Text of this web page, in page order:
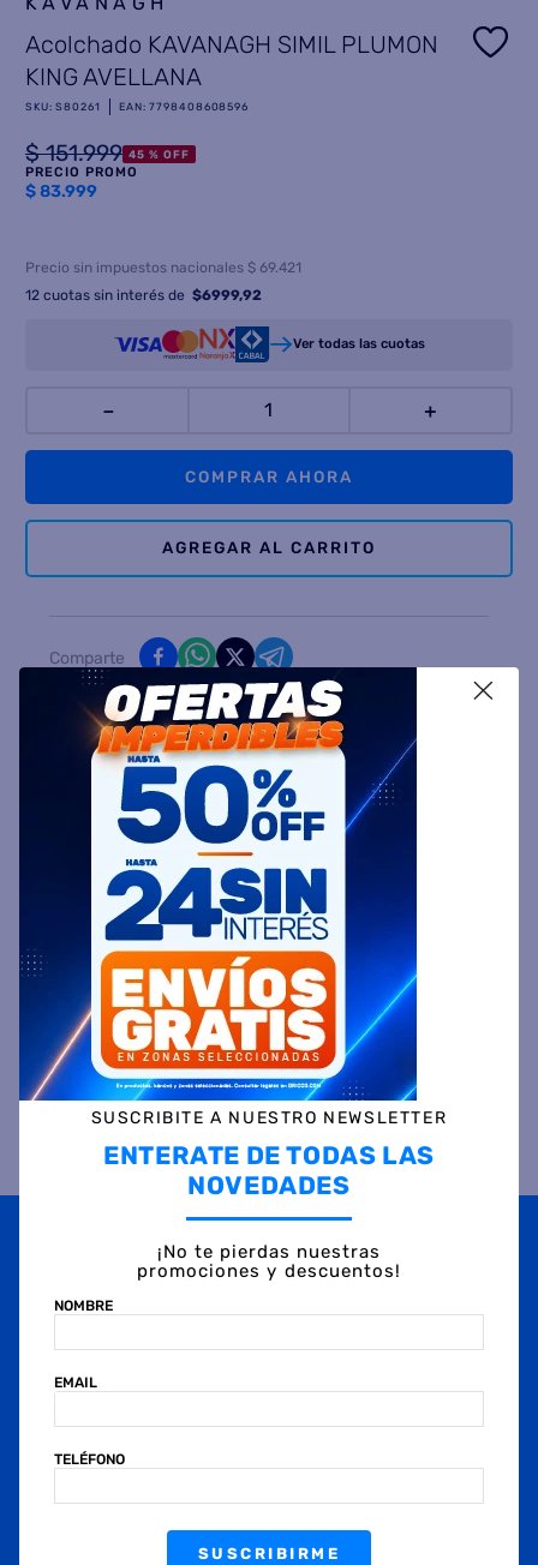
Acolchado KAVANAGH SIMIL PLUMON
KING AVELLANA
SKU:S80261 EAN:7798408608596
$ 151.999 45 % OFF
PRECIO PROMO
$83.999
Precio sin impuestos nacionales $ 69.421
12cuotas sin interés de $6999,92
Ver todas las cuotas
＋
－
COMPRAR AHORA
AGREGAR AL CARRITO
Comparte
Ingresa tu Código Postal y Calcula tu Entrega
DESCRIPCIÓN
ESPECIFICACIÓN TÉCNICA
VALORACIONES
OBTENÉ 5% DE DESCUENTO EN TU PRIMERA COMPRA
¡Con tu suscripción enterate de todas las mejores
NOMBRE
X
SUSCRIBITE A NUESTRO NEWSLETTER
ENTERATE DE TODAS LAS
NOVEDADES
¡No te pierdas nuestras
promociones y descuentos!
NOMBRE
EMAIL
TELÉFONO
SUSCRIBIRME
8. termotanque